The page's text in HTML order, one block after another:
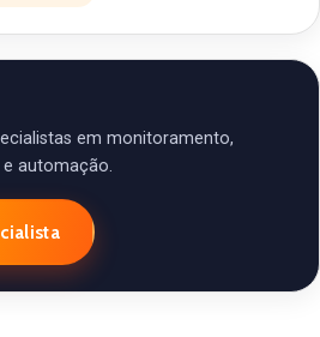
em monitoramento,
e automação.